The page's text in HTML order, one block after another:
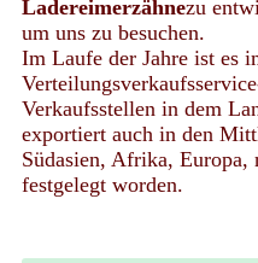
Ladereimerzähnezu
um uns zu besuchen.
Im Laufe der Jahre ist es
Verkaufsstellen in dem
exportiert auch in den
Südasien, Afrika, Europa,
festgelegt worden.